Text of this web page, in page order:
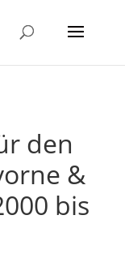
den
&
bis